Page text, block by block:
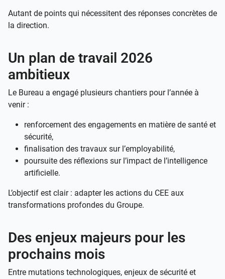
Autant de points qui nécessitent des réponses concrètes de
la direction.
Un plan de travail 2026
ambitieux
Le Bureau a engagé plusieurs chantiers pour l’année à
venir :
renforcement des engagements en matière de santé et
sécurité,
finalisation des travaux sur l’employabilité,
poursuite des réflexions sur l’impact de l’intelligence
artificielle.
L’objectif est clair : adapter les actions du CEE aux
transformations profondes du Groupe.
Des enjeux majeurs pour les
prochains mois
Entre mutations technologiques, enjeux de sécurité et